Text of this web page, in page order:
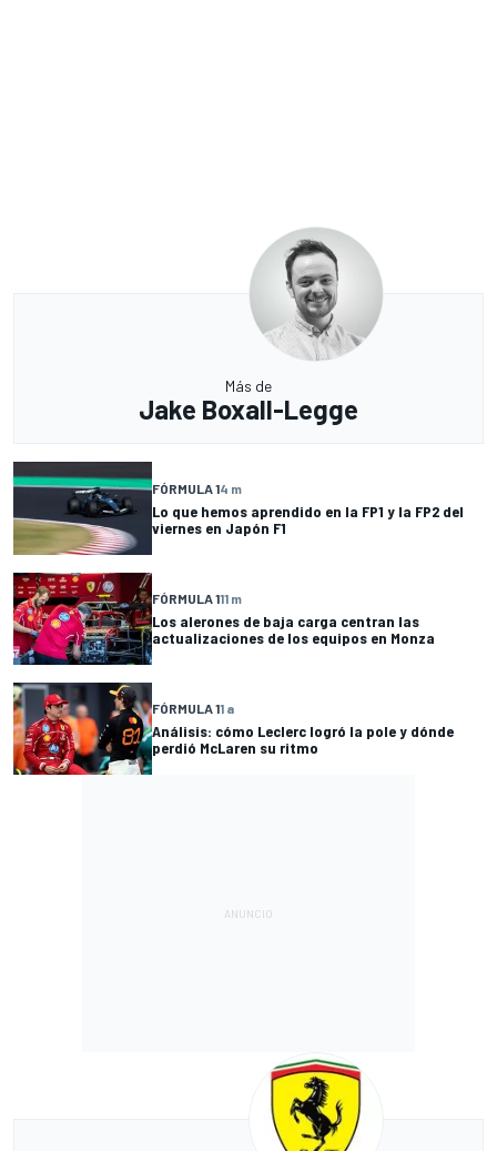
Más de
Jake Boxall-Legge
FÓRMULA 14 m
Lo que hemos aprendido en la FP1 y la FP2 del
viernes en Japón F1
FÓRMULA 111 m
Los alerones de baja carga centran las
actualizaciones de los equipos en Monza
FÓRMULA 11 a
Análisis: cómo Leclerc logró la pole y dónde
perdió McLaren su ritmo